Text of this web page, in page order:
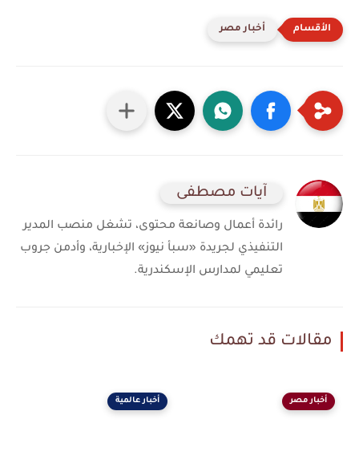
أخبار مصر
آيات مصطفى
رائدة أعمال وصانعة محتوى، تشغل منصب المدير
التنفيذي لجريدة «سبأ نيوز» الإخبارية، وأدمن جروب
تعليمي لمدارس الإسكندرية.
مقالات قد تهمك
أخبار مصر أخبار عالمية